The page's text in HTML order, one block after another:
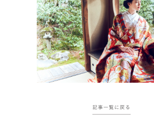
記事一覧に戻る